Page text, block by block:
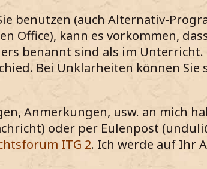
benutzen (auch Alternativ-
Office), kann es vorkommen,
benannt sind als im Unterricht.
Bei Unklarheiten können Sie
Anmerkungen, usw. an mich
oder per Eulenpost
ITG 2. Ich werde auf Ihr